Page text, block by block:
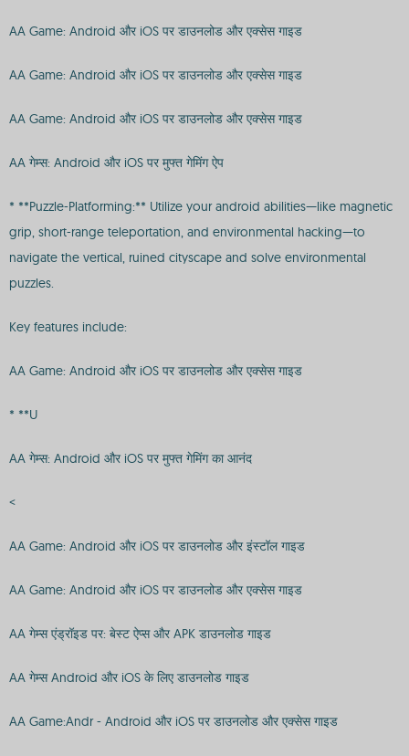
AA Game: Android और iOS पर डाउनलोड और एक्सेस गाइड
AA Game: Android और iOS पर डाउनलोड और एक्सेस गाइड
AA Game: Android और iOS पर डाउनलोड और एक्सेस गाइड
AA गेम्स: Android और iOS पर मुफ्त गेमिंग ऐप
* **Puzzle-Platforming:** Utilize your android abilities—like magnetic
grip, short-range teleportation, and environmental hacking—to
navigate the vertical, ruined cityscape and solve environmental
puzzles.
Key features include:
AA Game: Android और iOS पर डाउनलोड और एक्सेस गाइड
* **U
AA गेम्स: Android और iOS पर मुफ्त गेमिंग का आनंद
<
AA Game: Android और iOS पर डाउनलोड और इंस्टॉल गाइड
AA Game: Android और iOS पर डाउनलोड और एक्सेस गाइड
AA गेम्स एंड्रॉइड पर: बेस्ट ऐप्स और APK डाउनलोड गाइड
AA गेम्स Android और iOS के लिए डाउनलोड गाइड
AA Game:Andr - Android और iOS पर डाउनलोड और एक्सेस गाइड